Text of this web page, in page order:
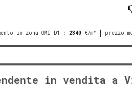
in zona OMI D1 : 2340 €/m² prezzo
in vendita a